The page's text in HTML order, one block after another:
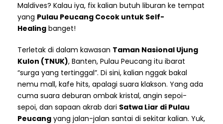
Maldives? Kalau iya, fix kalian butuh liburan ke tempat
yang Pulau Peucang Cocok untuk Self-
Healing banget!
Terletak di dalam kawasan Taman Nasional Ujung
Kulon (TNUK), Banten, Pulau Peucang itu ibarat
“surga yang tertinggal”. Di sini, kalian nggak bakal
nemu mall, kafe hits, apalagi suara klakson. Yang ada
cuma suara deburan ombak kristal, angin sepoi-
sepoi, dan sapaan akrab dari Satwa Liar di Pulau
Peucang yang jalan-jalan santai di sekitar kalian. Yuk,